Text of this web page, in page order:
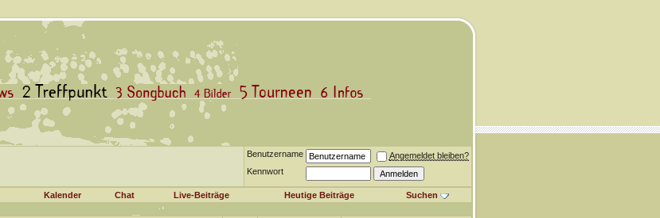
Benutzername
Angemeldet bleiben?
Kennwort
Kalender Chat Live-Beiträge Heutige Beiträge Suchen